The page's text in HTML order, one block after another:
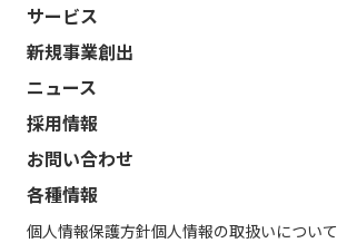
サービス
新規事業創出
ニュース
採用情報
お問い合わせ
各種情報
個人情報保護方針個人情報の取扱いについて